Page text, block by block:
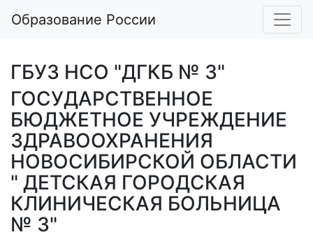
Образование России
ГБУЗ НСО "ДГКБ № 3"
ГОСУДАРСТВЕННОЕ
БЮДЖЕТНОЕ УЧРЕЖДЕНИЕ
ЗДРАВООХРАНЕНИЯ
НОВОСИБИРСКОЙ ОБЛАСТИ
" ДЕТСКАЯ ГОРОДСКАЯ
КЛИНИЧЕСКАЯ БОЛЬНИЦА
№ 3"